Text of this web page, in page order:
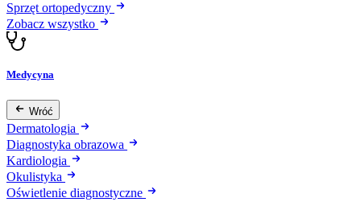
Sprzęt ortopedyczny
Zobacz wszystko
Medycyna
Wróć
Dermatologia
Diagnostyka obrazowa
Kardiologia
Okulistyka
Oświetlenie diagnostyczne